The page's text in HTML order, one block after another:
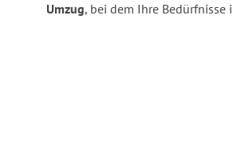
Umzug, bei dem Ihre Bedürfnisse